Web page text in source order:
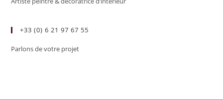
+33 (0) 6 21 97 67 55
Parlons de votre projet